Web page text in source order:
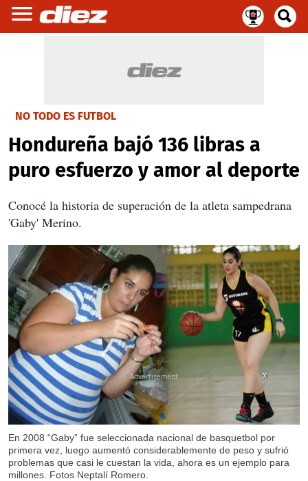
NO TODO ES FUTBOL
Hondureña bajó 136 libras a
puro esfuerzo y amor al deporte
Conocé la historia de superación de la atleta sampedrana
'Gaby' Merino.
En 2008 “Gaby” fue seleccionada nacional de basquetbol por
primera vez, luego aumentó considerablemente de peso y sufrió
problemas que casi le cuestan la vida, ahora es un ejemplo para
millones. Fotos Neptalí Romero.
X
X
X
X